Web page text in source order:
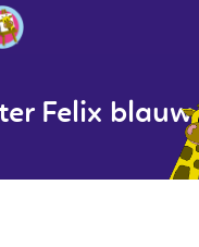
Felix blauw